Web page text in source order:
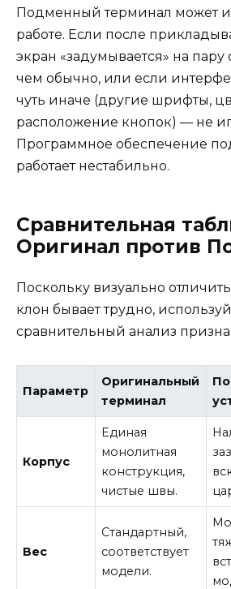
Подменный терминал может
работе. Если после
экран «задумывается» на
чем обычно, или если
чуть иначе (другие шрифты,
расположение кнопок) — не
Программное обеспечение
работает нестабильно.
Сравнительная
Оригинал против
Поскольку визуально
клон бывает трудно,
сравнительный анализ
Параметр
Оригинальный
терминал
Корпус
Единая
монолитная
конструкция,
чистые швы.
Вес
Стандартный,
соответствует
модели.